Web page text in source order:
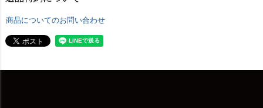
商品についてのお問い合わせ